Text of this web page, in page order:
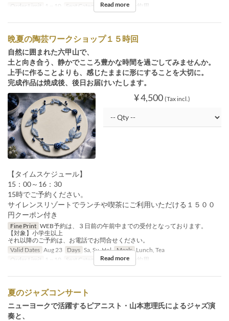
Order Limit
1 ~ 10 Seat Category イベント予約用
Read more
晩夏の陶芸ワークショップ１５時回
自然に囲まれた六甲山で、
土と向き合う、静かでこころ豊かな時間を過ごしてみませんか。
上手に作ることよりも、感じたままに形にすることを大切に。
完成作品は焼成後、後日お届けいたします。
¥ 4,500 (Tax incl.)
【タイムスケジュール】
15：00～16：30
15時でご予約ください。
サイレンスリゾートでランチや喫茶にご利用いただける１５００
円クーポン付き
Fine Print WEB予約は、３日前の午前中までの受付となっております。
【対象】小学生以上
それ以降のご予約は、お電話でお問合せください。
Valid Dates Aug 23 Days Sa, Su, Hol Meals Lunch, Tea
Order Limit
1 ~ 10 Seat Category イベント予約用
Read more
夏のジャズコンサート
ニューヨークで活躍するピアニスト・山本恵理氏によるジャズ演
奏と、